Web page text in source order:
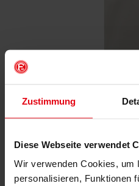
Zustimmung
Diese Webseite verwendet
Wir verwenden Cookies, um
personalisieren, Funktionen